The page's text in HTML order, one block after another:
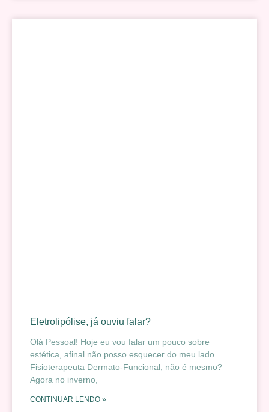
Eletrolipólise, já ouviu falar?
Olá Pessoal! Hoje eu vou falar um pouco sobre
estética, afinal não posso esquecer do meu lado
Fisioterapeuta Dermato-Funcional, não é mesmo?
Agora no inverno,
CONTINUAR LENDO »